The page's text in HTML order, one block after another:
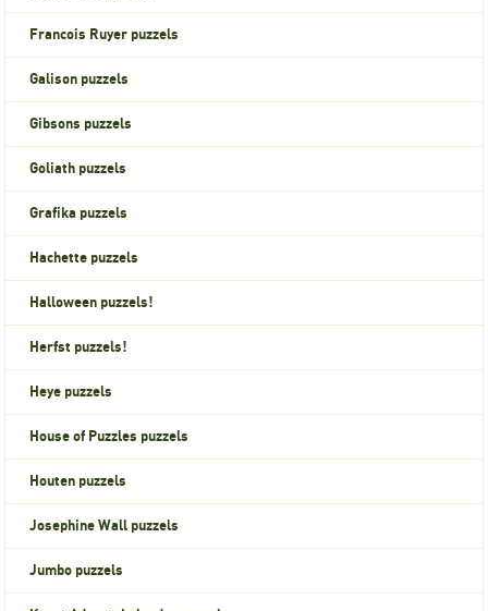
Francois Ruyer puzzels
Galison puzzels
Gibsons puzzels
Goliath puzzels
Grafika puzzels
Hachette puzzels
Halloween puzzels!
Herfst puzzels!
Heye puzzels
House of Puzzles puzzels
Houten puzzels
Josephine Wall puzzels
Jumbo puzzels